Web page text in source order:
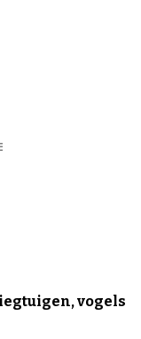
vogels